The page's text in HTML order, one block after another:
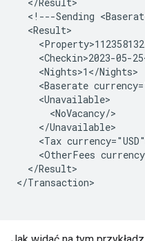
<!---Sending
<Baserate
<Tax
<OtherFees
</Result>
</Transaction>